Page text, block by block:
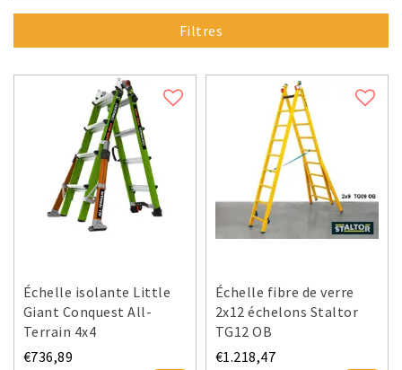
Filtres
Échelle isolante Little
Giant Conquest All-
Terrain 4x4
€736,89
Échelle fibre de verre
2x12 échelons Staltor
TG12 OB
€1.218,47